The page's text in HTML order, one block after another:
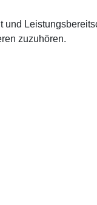
und
zuzuhören.